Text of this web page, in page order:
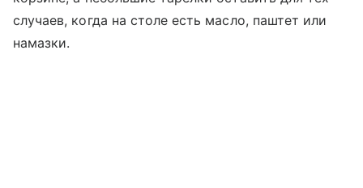
случаев, когда на столе есть масло, паштет или
намазки.